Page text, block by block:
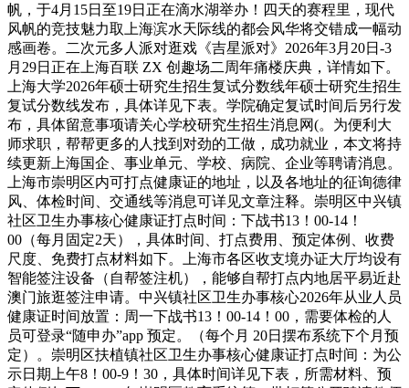
帆，于4月15日至19日正在滴水湖举办！四天的赛程里，现代
风帆的竞技魅力取上海滨水天际线的都会风华将交错成一幅动
感画卷。二次元多人派对逛戏《吉星派对》2026年3月20日-3
月29日正在上海百联 ZX 创趣场二周年痛楼庆典，详情如下。
上海大学2026年硕士研究生招生复试分数线年硕士研究生招生
复试分数线发布，具体详见下表。学院确定复试时间后另行发
布，具体留意事项请关心学校研究生招生消息网(‍。为便利大
师求职，帮帮更多的人找到对劲的工做，成功就业，本文将持
续更新上海国企、事业单元、学校、病院、企业等聘请消息。
上海市崇明区内可打点健康证的地址，以及各地址的征询德律
风、体检时间、交通线等消息可详见文章注释。崇明区中兴镇
社区卫生办事核心健康证打点时间：下战书13！00-14！
00（每月固定2天），具体时间、打点费用、预定体例、收费
尺度、免费打点材料如下。上海市各区收支境办证大厅均设有
智能签注设备（自帮签注机），能够自帮打点内地居平易近赴
澳门旅逛签注申请。中兴镇社区卫生办事核心2026年从业人员
健康证时间放置：周一下战书13！00-14！00，需要体检的人
员可登录“随申办”app 预定。（每个月 20日摆布系统下个月预
定）。崇明区扶植镇社区卫生办事核心健康证打点时间：为公
示日期上午8！00-9！30，具体时间详见下表，所需材料、预